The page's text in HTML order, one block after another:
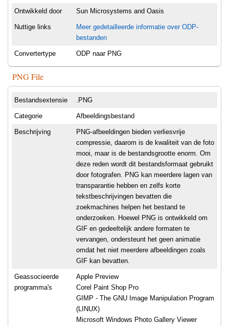
Ontwikkeld door Sun Microsystems and Oasis
Nuttige links
Meer gedetailleerde informatie over ODP-
bestanden
Convertertype ODP naar PNG
PNG File
Bestandsextensie .PNG
Categorie Afbeeldingsbestand
Beschrijving
PNG-afbeeldingen bieden verliesvrije
compressie, daarom is de kwaliteit van de foto
mooi, maar is de bestandsgrootte enorm. Om
deze reden wordt dit bestandsformaat gebruikt
door fotografen. PNG kan meerdere lagen van
transparantie hebben en zelfs korte
tekstbeschrijvingen bevatten die
zoekmachines helpen het bestand te
onderzoeken. Hoewel PNG is ontwikkeld om
GIF en gedeeltelijk andere formaten te
vervangen, ondersteunt het geen animatie
omdat het niet meerdere afbeeldingen zoals
GIF kan bevatten.
Geassocieerde
programma's
Apple Preview
Corel Paint Shop Pro
GIMP - The GNU Image Manipulation Program
(LINUX)
Microsoft Windows Photo Gallery Viewer